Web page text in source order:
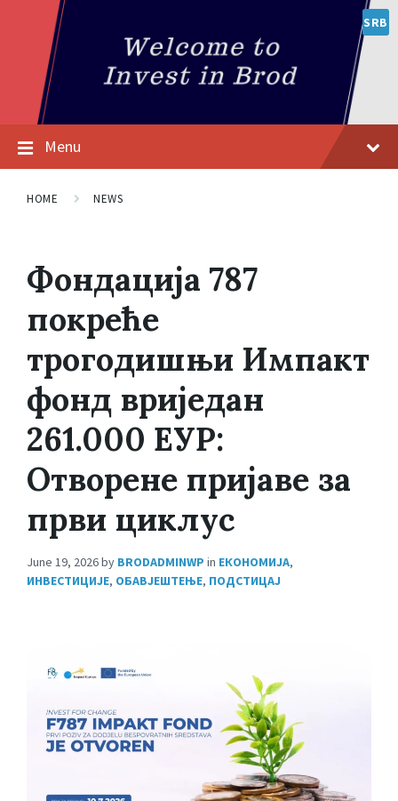
SRB
Menu
HOME NEWS
Фондација 787
покреће
трогодишњи Импакт
фонд вриједан
261.000 ЕУР:
Отворене пријаве за
први циклус
June 19, 2026by BRODADMINWP in ЕКОНОМИЈА,
ИНВЕСТИЦИЈЕ, ОБАВЈЕШТЕЊЕ, ПОДСТИЦАЈ